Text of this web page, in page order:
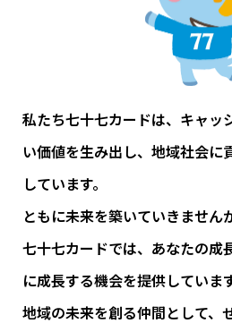
私たち七十七カードは、キャッ
い価値を生み出し、 地域社会に
しています。
ともに未来を築いていきません
七十七カードでは、あなたの成
に成長する機会を提供しています
地域の未来を創る仲間として、